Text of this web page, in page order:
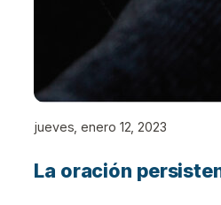
jueves, enero 12, 2023
La oración